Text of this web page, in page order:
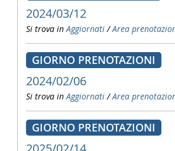
2024/03/12
Si trova in Aggiornati /Area
GIORNO PRENOTAZIONI
2024/02/06
Si trova in Aggiornati /Area
GIORNO PRENOTAZIONI